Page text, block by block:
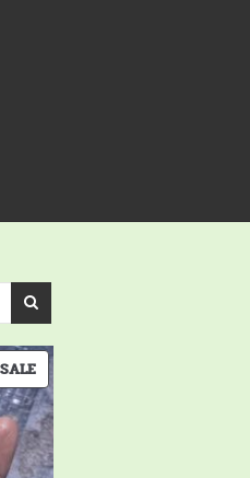
SALEPRODUCT
ON
SALE